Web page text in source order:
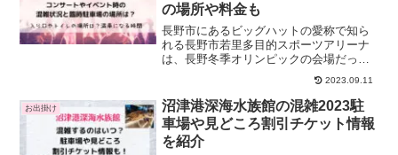
の場所や料金も
長野市にあるビッグハットの愛称で知ら
れる長野市若里多目的スポーツアリーナ
は、長野冬季オリンピックの会場だった
大型アリーナです。アイスホッケーのメ
イン会場として使われていたビッグハッ
トは、様々なスポーツイベントやコンサ
ートが開催される多目的施...
2023.09.11
お出掛け
沼津港深海水族館の混雑2023駐
車場や見どころ割引チケット情報
を紹介